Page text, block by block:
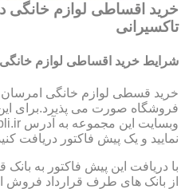
خرید اقساطی لوازم خانگی
تاکسیرانی
شرایط خرید اقساطی لوازم
خرید قسطی لوازم خانگی امرسان
فروشگاه صورت می پذیرد.برای
نمایید و یک پیش فاکتور دریافت
با دریافت این پیش فاکتور به
از بانک های طرف قرارداد فروش